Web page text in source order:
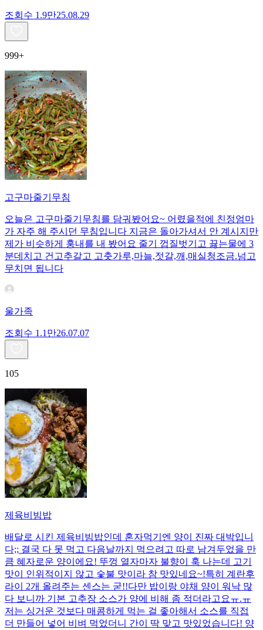
조회수 1.9만25.08.29
999+
고구마줄기무침
오늘은 고구마줄기무침를 담궈봤어요~ 어렸을적에 친정엄마
가 자주 해 주시던 무침입니다 지금은 돌아가셔서 안 계시지만
제가 비슷하게 훙내를 내 봤어요 줄기 껍질벗기고 끓는물에 3
분데치고 건고추갈고 고춧가루,마늘,젓갈,깨,매실청조금.넘고
무치면 됩니다
울가족
조회수 1.1만26.07.07
105
제육비빔밥
배달로 시킨 제육비빔밥인데 혼자먹기엔 양이 진짜 대박입니
다;; 결국 다 못 먹고 다음날까지 먹으려고 따로 남겨두었을 만
큼 혜자로운 양이에요! 뚜껑 열자마자 불향이 훅 나는데 고기
맛이 인위적이지 않고 숯불 맛이라 참 맛있네요~!특히 계란후
라이 2개 올려주는 센스는 굳!! ​다만 밥이랑 야채 양이 워낙 많
다 보니까 기본 고추장 소스가 양에 비해 좀 적더라고요ㅠ.ㅠ
저는 싱거운 것보다 매콤하게 먹는 걸 좋아해서 소스를 직접
더 만들어 넣어 비벼 먹었더니 간이 딱 맞고 맛있었습니다! 양